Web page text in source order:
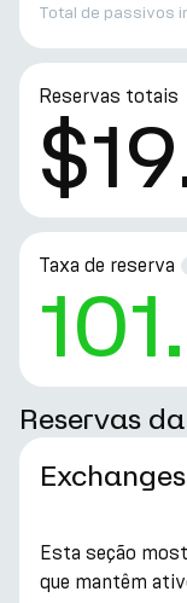
Total de passivos
Reservas totais
Taxa de reserva
Reservas
Exchanges
Esta seção
que mantêm